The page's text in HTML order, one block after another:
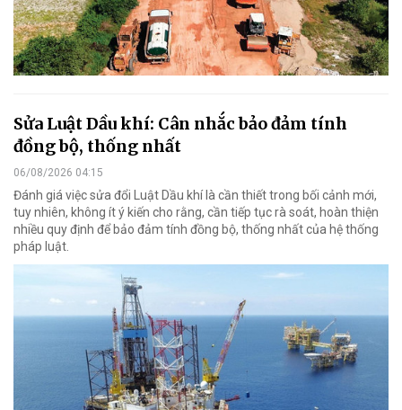
Sửa Luật Dầu khí: Cân nhắc bảo đảm tính
đồng bộ, thống nhất
06/08/2026 04:15
Đánh giá việc sửa đổi Luật Dầu khí là cần thiết trong bối cảnh mới,
tuy nhiên, không ít ý kiến cho rằng, cần tiếp tục rà soát, hoàn thiện
nhiều quy định để bảo đảm tính đồng bộ, thống nhất của hệ thống
pháp luật.